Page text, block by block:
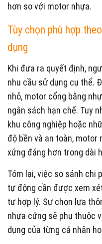
hơn so với motor nhựa.
Tùy chọn phù hợp
dụng
Khi đưa ra quyết định,
nhu cầu sử dụng cụ thể.
nhỏ, motor cổng bằng
ngân sách hạn chế. Tuy
khu công nghiệp hoặc
độ bền và an toàn,
xứng đáng hơn trong dài
Tóm lại, việc so sánh chi
tự động cần được xem
tư hợp lý. Sự chọn lựa
nhựa cứng sẽ phụ thuộc
dụng của từng cá nhân